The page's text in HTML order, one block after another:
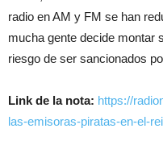
radio en AM y FM se han
mucha gente decide montar
riesgo de ser sancionados
Link de la nota: https://
las-emisoras-piratas-en-el-